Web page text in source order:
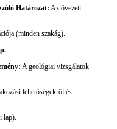
Határozat: Az övezeti
(minden szakág).
A geológiai vizsgálatok
lehetőségekről és
lap).